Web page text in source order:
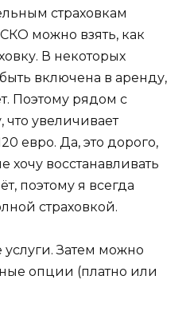
страховкам
можно взять, как
В некоторых
включена в аренду,
Поэтому рядом с
что увеличивает
евро. Да, это дорого,
хочу восстанавливать
поэтому я всегда
страховкой.
Затем можно
опции (платно или